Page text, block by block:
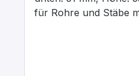
für Rohre und Stäbe